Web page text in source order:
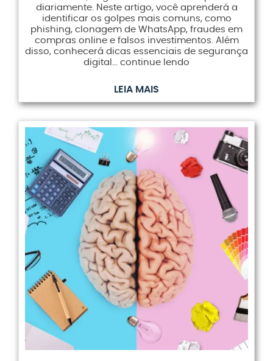
diariamente. Neste artigo, você aprenderá a
identificar os golpes mais comuns, como
phishing, clonagem de WhatsApp, fraudes em
compras online e falsos investimentos. Além
disso, conhecerá dicas essenciais de segurança
digital… continue lendo
LEIA MAIS